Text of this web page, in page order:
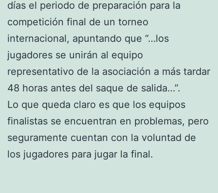
días el periodo de preparación para la
competición final de un torneo
internacional, apuntando que “…los
jugadores se unirán al equipo
representativo de la asociación a más tardar
48 horas antes del saque de salida…”.
Lo que queda claro es que los equipos
finalistas se encuentran en problemas, pero
seguramente cuentan con la voluntad de
los jugadores para jugar la final.